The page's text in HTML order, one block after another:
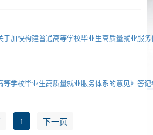
于加快构建普通高等学校毕业生高质量就业服
学校毕业生高质量就业服务体系的意见》答记
1 下一页